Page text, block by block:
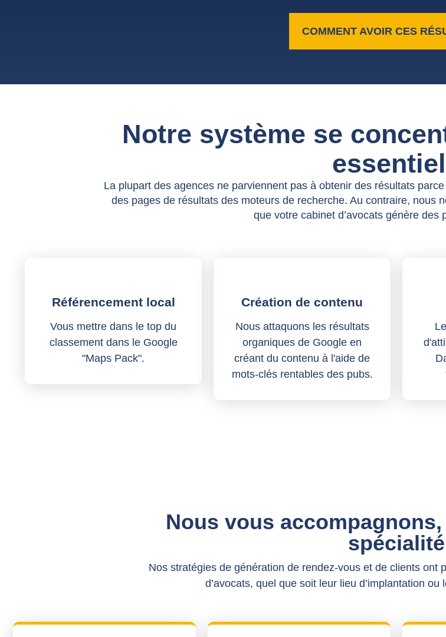
COMMENT AVOIR CES
Notre système se
La plupart des agences ne parviennent pas à obtenir des résultats
des pages de résultats des moteurs de recherche. Au contraire, nous
que votre cabinet d’avocats génère des
Référencement local
Vous mettre dans le top du
classement dans le Google
"Maps Pack".
Création de contenu
Nous attaquons les résultats
organiques de Google en
créant du contenu à l'aide de
mots-clés rentables des pubs.
Nous vous
spécialité
Nos stratégies de génération de rendez-vous et de clients ont
d’avocats, quel que soit leur lieu d’implantation